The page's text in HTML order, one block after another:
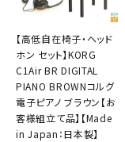
【高低自在椅子・ヘッド
ホン セット】KORG
C1Air BR DIGITAL
PIANO BROWNコルグ
電子ピアノ ブラウン【お
客様組立て品】【Made
in Japan：日本製】